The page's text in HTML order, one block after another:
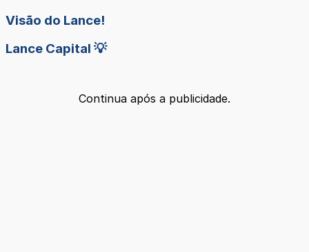
Visão do Lance!
Lance Capital 💡
Continua após a publicidade.